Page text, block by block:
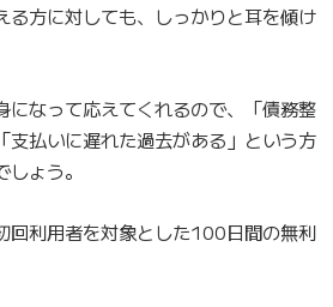
る方に対しても、しっかりと耳を傾け
になって応えてくれるので、「債務整
支払いに遅れた過去がある」という方
ょう。
回利用者を対象とした100日間の無利